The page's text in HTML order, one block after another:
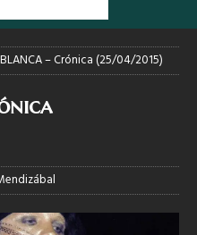
– Crónica (25/04/2015)